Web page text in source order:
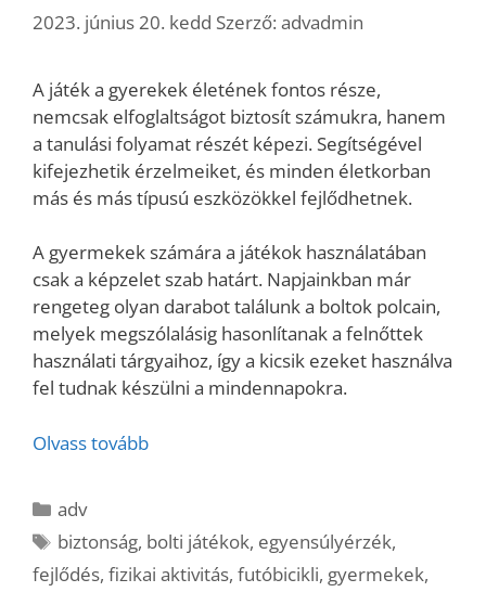
2023. június 20. kedd Szerző: advadmin
A játék a gyerekek életének fontos része,
nemcsak elfoglaltságot biztosít számukra, hanem
a tanulási folyamat részét képezi. Segítségével
kifejezhetik érzelmeiket, és minden életkorban
más és más típusú eszközökkel fejlődhetnek.
A gyermekek számára a játékok használatában
csak a képzelet szab határt. Napjainkban már
rengeteg olyan darabot találunk a boltok polcain,
melyek megszólalásig hasonlítanak a felnőttek
használati tárgyaihoz, így a kicsik ezeket használva
fel tudnak készülni a mindennapokra.
Olvass tovább
Kategória
adv
Címkék
biztonság, bolti játékok, egyensúlyérzék,
fejlődés, fizikai aktivitás, futóbicikli, gyermekek,